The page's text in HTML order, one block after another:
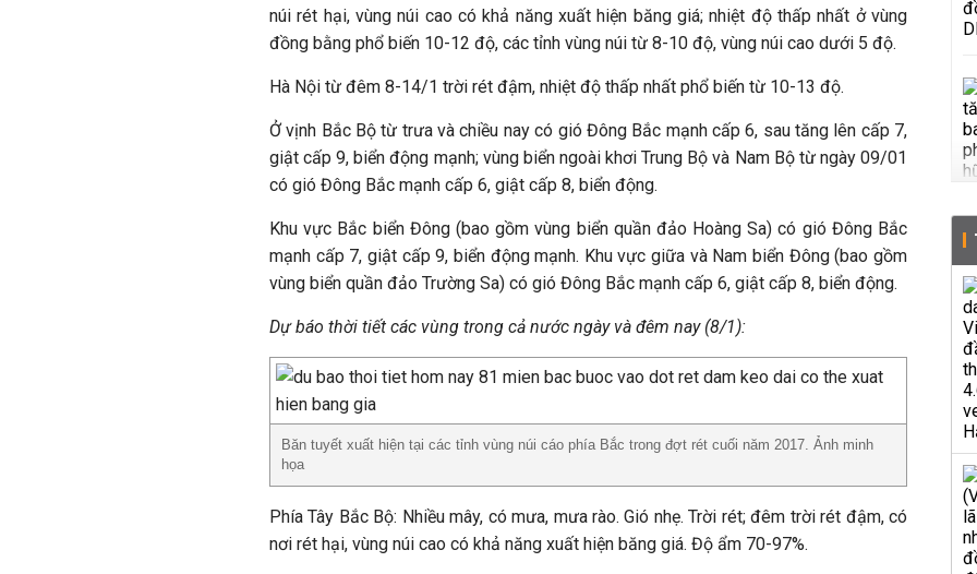
núi rét hại, vùng núi cao có khả năng xuất hiện băng giá; nhiệt độ thấp nhất ở vùng
đồng bằng phổ biến 10-12 độ, các tỉnh vùng núi từ 8-10 độ, vùng núi cao dưới 5 độ.
Hà Nội từ đêm 8-14/1 trời rét đậm, nhiệt độ thấp nhất phổ biến từ 10-13 độ.
Ở vịnh Bắc Bộ từ trưa và chiều nay có gió Đông Bắc mạnh cấp 6, sau tăng lên cấp 7,
giật cấp 9, biển động mạnh; vùng biển ngoài khơi Trung Bộ và Nam Bộ từ ngày 09/01
có gió Đông Bắc mạnh cấp 6, giật cấp 8, biển động.
Khu vực Bắc biển Đông (bao gồm vùng biển quần đảo Hoàng Sa) có gió Đông Bắc
mạnh cấp 7, giật cấp 9, biển động mạnh. Khu vực giữa và Nam biển Đông (bao gồm
vùng biển quần đảo Trường Sa) có gió Đông Bắc mạnh cấp 6, giật cấp 8, biển động.
Dự báo thời tiết các vùng trong cả nước ngày và đêm nay (8/1):
Băn tuyết xuất hiện tại các tỉnh vùng núi cáo phía Bắc trong đợt rét cuối năm 2017. Ảnh minh
họa
Phía Tây Bắc Bộ: Nhiều mây, có mưa, mưa rào. Gió nhẹ. Trời rét; đêm trời rét đậm, có
nơi rét hại, vùng núi cao có khả năng xuất hiện băng giá. Độ ẩm 70-97%.